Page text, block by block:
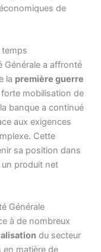
de
Générale a affronté
la première guerre
forte mobilisation de
banque a continué
aux exigences
Cette
sa position dans
produit net
Générale
à de nombreux
du secteur